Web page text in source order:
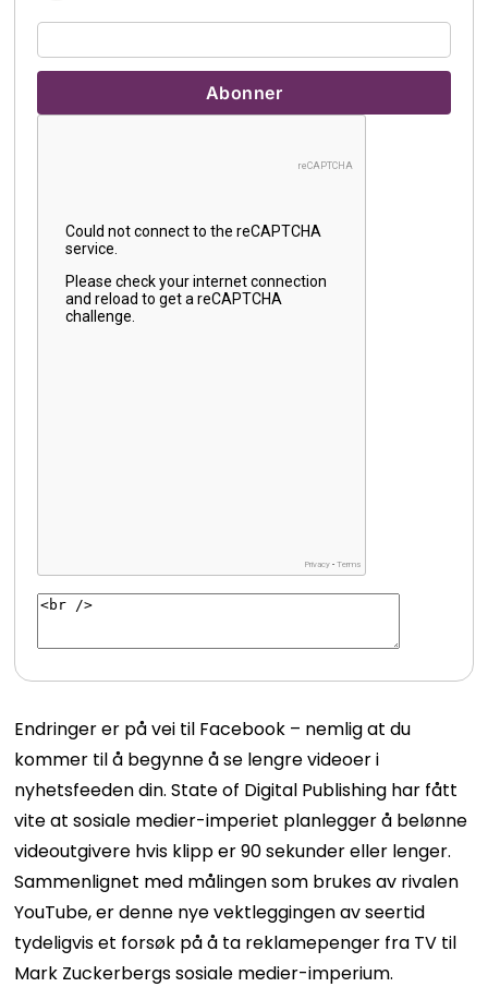
Endringer er på vei til Facebook – nemlig at du
kommer til å begynne å se lengre videoer i
nyhetsfeeden din. State of Digital Publishing har fått
vite at sosiale medier-imperiet planlegger å belønne
videoutgivere hvis klipp er 90 sekunder eller lenger.
Sammenlignet med målingen som brukes av rivalen
YouTube, er denne nye vektleggingen av seertid
tydeligvis et forsøk på å ta reklamepenger fra TV til
Mark Zuckerbergs sosiale medier-imperium.